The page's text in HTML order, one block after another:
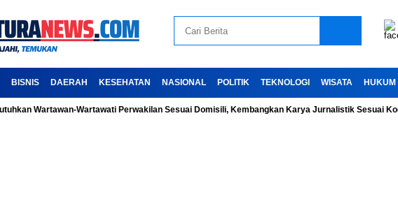
BISNIS DAERAH KESEHATAN NASIONAL POLITIK TEKNOLOGI WISATA HUKUM
Wartawan-Wartawati Perwakilan Sesuai Domisili, Kembangkan Karya Jurnalistik Sesuai Kode Etik